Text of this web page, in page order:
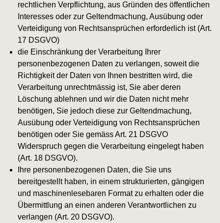
rechtlichen Verpflichtung, aus Gründen des öffentlichen
Interesses oder zur Geltendmachung, Ausübung oder
Verteidigung von Rechtsansprüchen erforderlich ist (Art.
17 DSGVO)
die Einschränkung der Verarbeitung Ihrer
personenbezogenen Daten zu verlangen, soweit die
Richtigkeit der Daten von Ihnen bestritten wird, die
Verarbeitung unrechtmässig ist, Sie aber deren
Löschung ablehnen und wir die Daten nicht mehr
benötigen, Sie jedoch diese zur Geltendmachung,
Ausübung oder Verteidigung von Rechtsansprüchen
benötigen oder Sie gemäss Art. 21 DSGVO
Widerspruch gegen die Verarbeitung eingelegt haben
(Art. 18 DSGVO).
Ihre personenbezogenen Daten, die Sie uns
bereitgestellt haben, in einem strukturierten, gängigen
und maschinenlesebaren Format zu erhalten oder die
Übermittlung an einen anderen Verantwortlichen zu
verlangen (Art. 20 DSGVO).